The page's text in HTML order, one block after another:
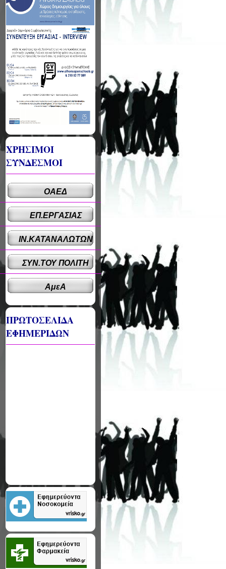
ΧΡΗΣΙΜΟΙ
ΣΥΝΔΕΣΜΟΙ
ΟΑΕΔ
ΕΠ.ΕΡΓΑΣΙΑΣ
ΙΝ.ΚΑΤΑΝΑΛΩΤΩΝ
ΣΥΝ.ΤΟΥ ΠΟΛΙΤΗ
ΑμεΑ
ΠΡΩΤΟΣΕΛΙΔΑ
ΕΦΗΜΕΡΙΔΩΝ